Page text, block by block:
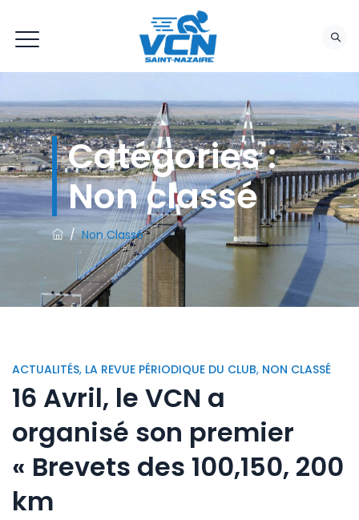
Catégories :
Non classé
/Non Classé
ACTUALITÉS, LA REVUE PÉRIODIQUE DU CLUB, NON CLASSÉ
16 Avril, le VCN a
organisé son premier
« Brevets des 100,150, 200
km